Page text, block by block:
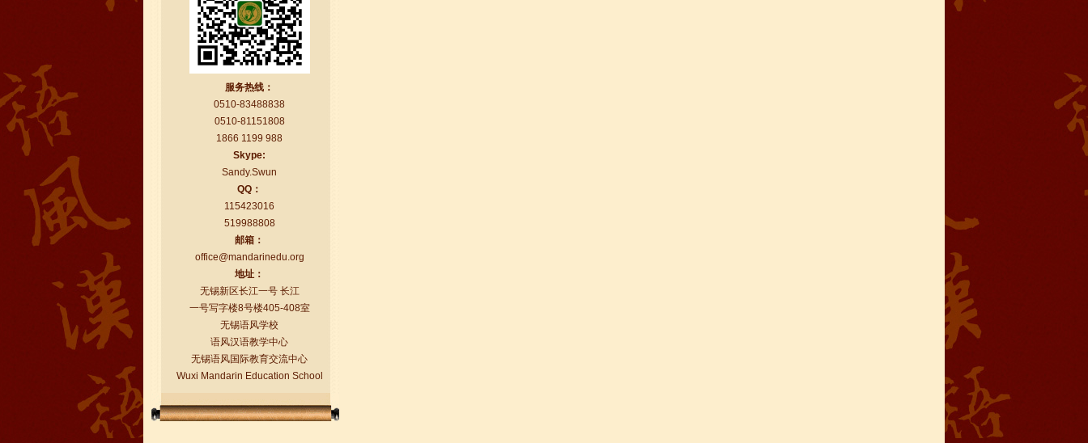
口。我现在在语风汉语无锡校学习，每
天我都学习中国文化...
语风汉语学生Florent
我非常喜欢无锡语风汉语学校，这里真
的有最简单的汉语学习方法，我学习汉
语的速度比我原来打算的快得多。我的
汉语老师们都非常可...
服务热线：
0510-83488838
0510-81151808
1866 1199 988
Skype:
Sandy.Swun
QQ：
115423016
519988808
邮箱：
office@mandarinedu.org
地址：
无锡新区长江一号 长江
一号写字楼8号楼405-408室
无锡语风学校
语风汉语教学中心
无锡语风国际教育交流中心
Wuxi Mandarin Education School